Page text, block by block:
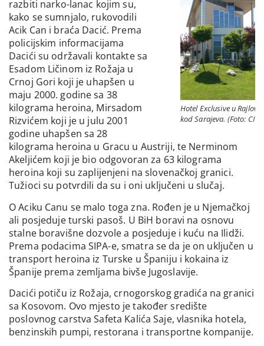
Hotel Exclusive u
kod Sarajeva. (Foto: CIN)
razbiti narko-lanac kojim su,
kako se sumnjalo, rukovodili
Acik Can i braća Dacić. Prema
policijskim informacijama
Dacići su održavali kontakte sa
Esadom Ličinom iz Rožaja u
Crnoj Gori koji je uhapšen u
maju 2000. godine sa 38
kilograma heroina, Mirsadom
Rizvićem koji je u julu 2001
godine uhapšen sa 28
kilograma heroina u Gracu u Austriji, te Nerminom
Akeljićem koji je bio odgovoran za 63 kilograma
heroina koji su zaplijenjeni na slovenačkoj granici.
Tužioci su potvrdili da su i oni uključeni u slučaj.
O Aciku Canu se malo toga zna. Rođen je u Njemačkoj
ali posjeduje turski pasoš. U BiH boravi na osnovu
stalne boravišne dozvole a posjeduje i kuću na Ilidži.
Prema podacima SIPA-e, smatra se da je on uključen u
transport heroina iz Turske u Španiju i kokaina iz
Španije prema zemljama bivše Jugoslavije.
Dacići potiču iz Rožaja, crnogorskog gradića na granici
sa Kosovom. Ovo mjesto je također središte
poslovnog carstva Safeta Kalića Saje, vlasnika hotela,
benzinskih pumpi, restorana i transportne kompanije.